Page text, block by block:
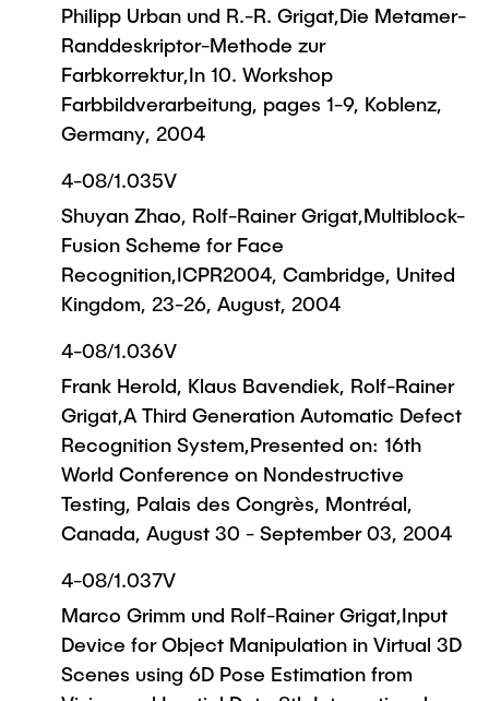
Philipp Urban und R.-R. Grigat,Die Metamer-
Randdeskriptor-Methode zur
Farbkorrektur,In 10. Workshop
Farbbildverarbeitung, pages 1-9, Koblenz,
Germany, 2004
4-08/1.035V
Shuyan Zhao, Rolf-Rainer Grigat,Multiblock-
Fusion Scheme for Face
Recognition,ICPR2004, Cambridge, United
Kingdom, 23-26, August, 2004
4-08/1.036V
Frank Herold, Klaus Bavendiek, Rolf-Rainer
Grigat,A Third Generation Automatic Defect
Recognition System,Presented on: 16th
World Conference on Nondestructive
Testing, Palais des Congrès, Montréal,
Canada, August 30 - September 03, 2004
4-08/1.037V
Marco Grimm und Rolf-Rainer Grigat,Input
Device for Object Manipulation in Virtual 3D
Scenes using 6D Pose Estimation from